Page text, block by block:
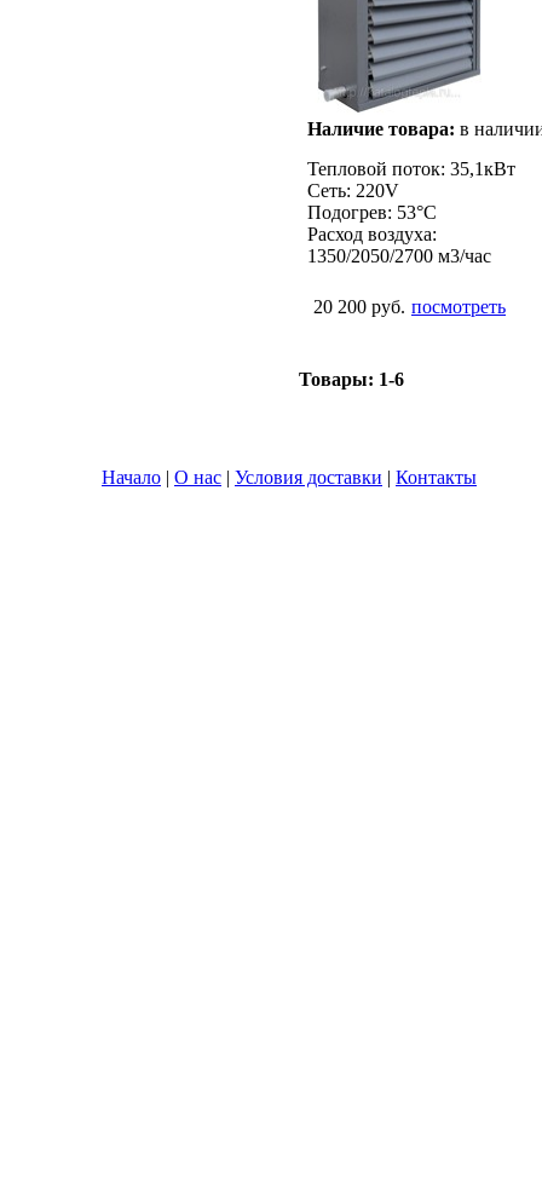
Наличие товара: в
Тепловой поток: 35,1кВт
Сеть: 220V
Подогрев: 53°С
Расход воздуха:
1350/2050/2700 м3/час
20 200 руб. посмотреть
Товары: 1-6
Начало | О нас | Условия доставки | Контакты